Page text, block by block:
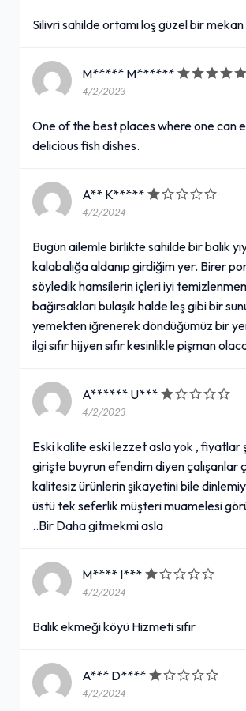
Silivri sahilde ortamı loş güzel bir mekan
M***** M******
4/2/2023
One of the best places where one can
delicious fish dishes.
A** K*****
4/2/2024
Bugün ailemle birlikte sahilde bir balık
kalabalığa aldanıp girdiğim yer. Birer
söyledik hamsilerin içleri iyi
bağırsakları bulaşık halde leş gibi bir
yemekten iğrenerek döndüğümüz bir
ilgi sıfır hijyen sıfır kesinlikle pişman
A****** U***
4/2/2023
Eski kalite eski lezzet asla yok , fiyatlar
girişte buyrun efendim diyen çalışanlar
kalitesiz ürünlerin şikayetini bile
üstü tek seferlik müşteri muamelesi
..Bir Daha gitmekmi asla
M**** I***
4/2/2024
Balık ekmeği köyü Hizmeti sıfır
A*** D****
4/2/2024